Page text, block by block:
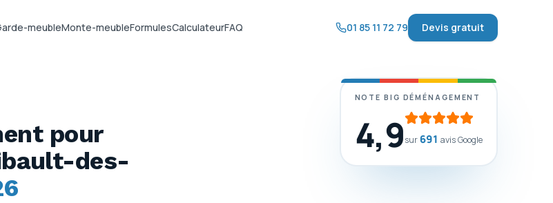
meubleMonte-meubleFormulesCalculateurFAQ 01 85 11 72 79 Devis gratuit
pour
des-
NOTE BIG DÉMÉNAGEMENT
4,9sur691 avis Google